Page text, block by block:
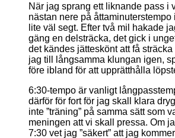
När jag sprang ett liknande pass i
nästan nere på
lite väl segt. Efter två mil hakade
gäng en delsträcka, det gick i
det kändes jätteskönt att få
jag till långsamma klungan igen,
före ibland för att upprätthålla
6:30-tempo är vanligt
därför för fort för jag skall klara
inte ”träning” på samma sätt som
meningen att vi skall pressa. Om
7:30 vet jag ”säkert” att jag